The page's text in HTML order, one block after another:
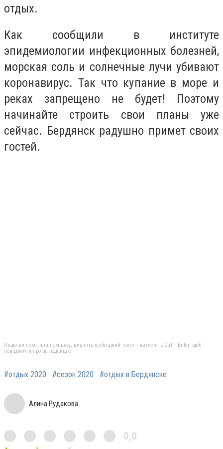
отдых.
Как сообщили в институте
эпидемиологии инфекционных болезней,
морская соль и солнечные лучи убивают
коронавирус. Так что купание в море и
реках запрещено не будет! Поэтому
начинайте строить свои планы уже
сейчас. Бердянск радушно примет своих
гостей.
Якщо ви помітили помилку, виділіть необхідний текст і натисніть Ctrl + Enter, щоб
повідомити про це редакцію
#отдых 2020 #сезон 2020 #отдых в Бердянске
Алина Рудакова
0,0